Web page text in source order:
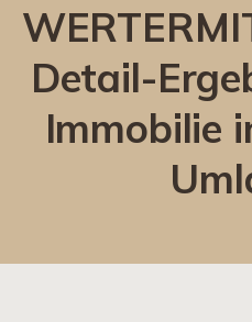
Detail-
Immobilie